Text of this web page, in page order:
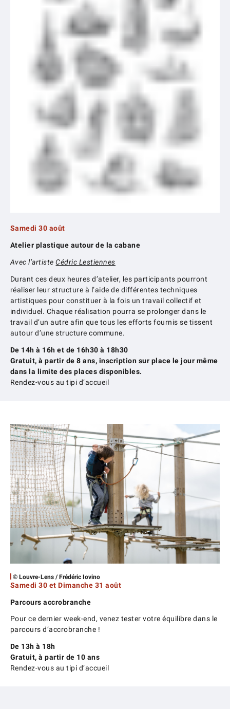
Samedi 30 août
Atelier plastique autour de la cabane
Avec l’artisteCédric Lestiennes
Durant ces deux heures d’atelier, les participants pourront
réaliser leur structure à l’aide de différentes techniques
artistiques pour constituer à la fois un travail collectif et
individuel. Chaque réalisation pourra se prolonger dans le
travail d’un autre afin que tous les efforts fournis se tissent
autour d’une structure commune.
De 14h à 16h et de 16h30 à 18h30
Gratuit, à partir de 8 ans, inscription sur place le jour même
dans la limite des places disponibles.
Rendez-vous au tipi d’accueil
© Louvre-Lens / Frédéric Iovino
Samedi 30 et Dimanche 31 août
Parcours accrobranche
Pour ce dernier week-end, venez tester votre équilibre dans le
parcours d’accrobranche !
De 13h à 18h
Gratuit, à partir de 10 ans
Rendez-vous au tipi d’accueil